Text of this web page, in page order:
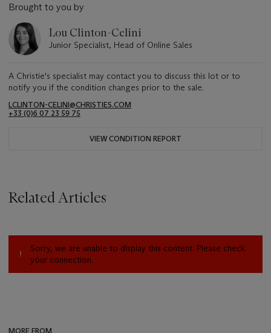
Brought to you by
Lou Clinton-Celini
Junior Specialist, Head of Online Sales
A Christie's specialist may contact you to discuss this lot or to
notify you if the condition changes prior to the sale.
LCLINTON-CELINI@CHRISTIES.COM
+33 ‌(0)6 07 23 59 75
VIEW CONDITION REPORT
Related Articles
Sorry, we are unable to display this content. Please check
your connection.
MORE FROM